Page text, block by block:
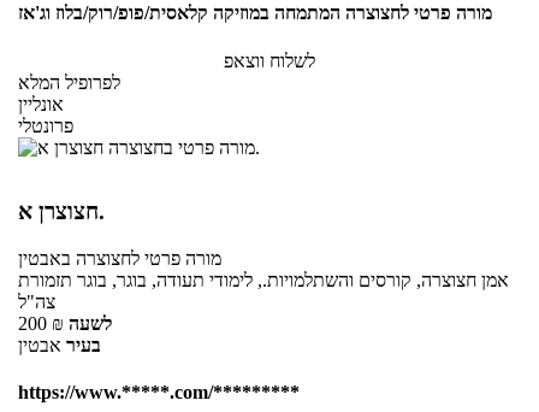
מורה פרטי לחצוצרה המתמחה במוזיקה קלאסית/פופ/רוק/בלוז וג'אז
לשלוח ווצאפ
לפרופיל המלא
אונליין
פרונטלי
חצוצרן א.
מורה פרטי לחצוצרה באבטין
אמן חצוצרה, קורסים והשתלמויות., לימודי תעודה, בוגר, בוגר תזמורת
צה"ל
200 ₪ לשעה
בעיר אבטין
https://www.*****.com/*********